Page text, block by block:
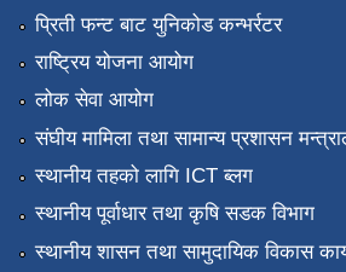
प्रिती फन्ट बाट युनिकोड कन्भर्रटर
राष्ट्रिय योजना आयोग
लोक सेवा आयोग
संघीय मामिला तथा सामान्य प्रशासन
स्थानीय तहको लागि ICT ब्लग
स्थानीय पूर्वाधार तथा कृषि सडक विभाग
स्थानीय शासन तथा सामुदायिक विकास